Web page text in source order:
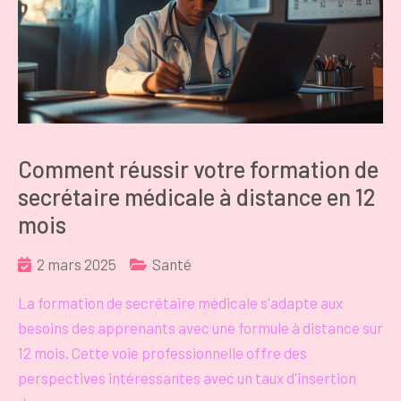
Comment réussir votre formation de
secrétaire médicale à distance en 12
mois
2 mars 2025 Santé
La formation de secrétaire médicale s'adapte aux
besoins des apprenants avec une formule à distance sur
12 mois. Cette voie professionnelle offre des
perspectives intéressantes avec un taux d'insertion